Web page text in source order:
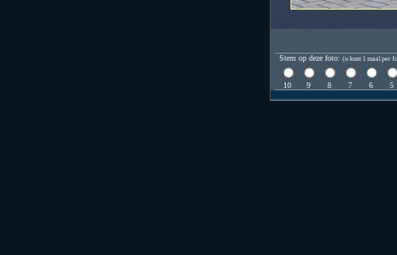
Stem op deze foto: (u kunt 1 maal per
10 9 8 7 6 5